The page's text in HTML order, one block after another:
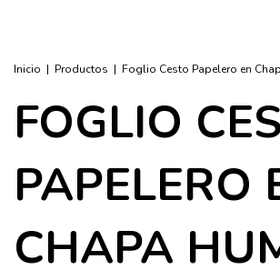
Inicio | Productos | Foglio Cesto Papelero en
FOGLIO
PAPELERO
CHAPA